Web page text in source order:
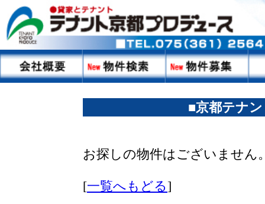
■京都テナント
お探しの物件はございません
[一覧へもどる]